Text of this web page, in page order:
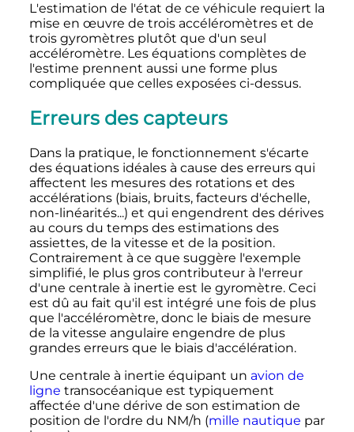
L'estimation de l'état de ce véhicule requiert la
mise en œuvre de trois accéléromètres et de
trois gyromètres plutôt que d'un seul
accéléromètre. Les équations complètes de
l'estime prennent aussi une forme plus
compliquée que celles exposées ci-dessus.
Erreurs des capteurs
Dans la pratique, le fonctionnement s'écarte
des équations idéales à cause des erreurs qui
affectent les mesures des rotations et des
accélérations (biais, bruits, facteurs d'échelle,
non-linéarités...) et qui engendrent des dérives
au cours du temps des estimations des
assiettes, de la vitesse et de la position.
Contrairement à ce que suggère l'exemple
simplifié, le plus gros contributeur à l'erreur
d'une centrale à inertie est le gyromètre. Ceci
est dû au fait qu'il est intégré une fois de plus
que l'accéléromètre, donc le biais de mesure
de la vitesse angulaire engendre de plus
grandes erreurs que le biais d'accélération.
Une centrale à inertie équipant un avion de
ligne transocéanique est typiquement
affectée d'une dérive de son estimation de
position de l'ordre du NM/h (mille nautique par